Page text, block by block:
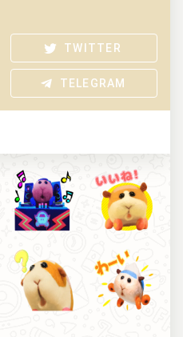
TWITTER
TELEGRAM